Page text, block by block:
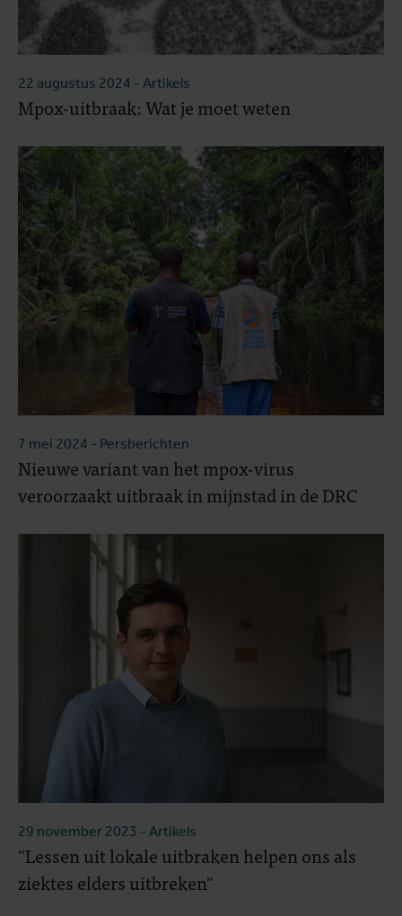
22 augustus 2024 - Artikels
Mpox-uitbraak: Wat je moet weten
7 mei 2024 - Persberichten
Nieuwe variant van het mpox-virus
veroorzaakt uitbraak in mijnstad in de DRC
29 november 2023 - Artikels
"Lessen uit lokale uitbraken helpen ons als
ziektes elders uitbreken"